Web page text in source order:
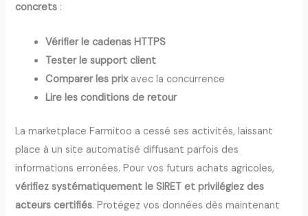
concrets :
Vérifier le cadenas HTTPS
Tester le support client
Comparer les prixavec la concurrence
Lire les conditions de retour
La marketplace Farmitoo a cessé ses activités, laissant
place à un site automatisé diffusant parfois des
informations erronées. Pour vos futurs achats agricoles,
vérifiez systématiquement le SIRET et privilégiez des
acteurs certifiés. Protégez vos données dès maintenant